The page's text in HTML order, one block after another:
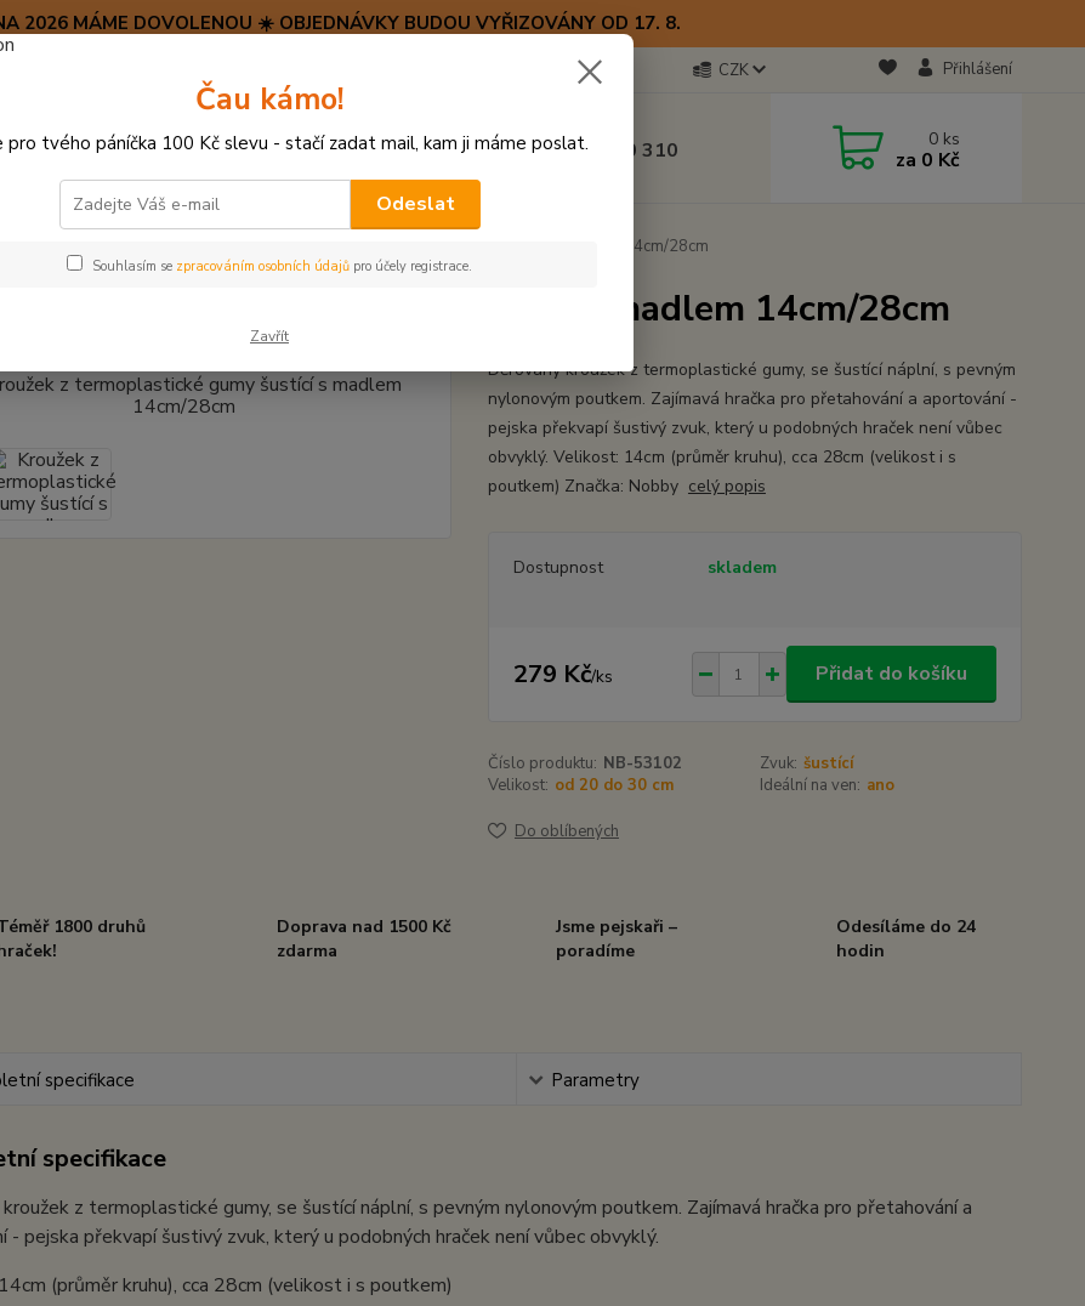
2026 MÁME DOVOLENOU ☀️ OBJEDNÁVKY BUDOU VYŘIZOVÁNY OD 17. 8.
CZK Přihlášení
Hledat (+420) 723 770 310 0 ks
za 0 Kč
Kroužek z termoplastické gumy šustící s madlem 14cm/28cm
z termoplastické gumy šustící s madlem 14cm/28cm
Děrovaný kroužek z termoplastické gumy, se šustící náplní, s pevným
nylonovým poutkem. Zajímavá hračka pro přetahování a aportování -
pejska překvapí šustivý zvuk, který u podobných hraček není vůbec
obvyklý. Velikost: 14cm (průměr kruhu), cca 28cm (velikost i s
poutkem) Značka: Nobby celý popis
Dostupnost skladem
279 Kč/ks Přidat do košíku
Číslo produktu: NB-53102 Zvuk: šustící
Velikost: od 20 do 30 cm Ideální na ven: ano
Do oblíbených
1800 druhů
Doprava nad 1500 Kč
zdarma
Jsme pejskaři –
poradíme
Odesíláme do 24
hodin
specifikace Parametry
specifikace
z termoplastické gumy, se šustící náplní, s pevným nylonovým poutkem. Zajímavá hračka pro přetahování a
- pejska překvapí šustivý zvuk, který u podobných hraček není vůbec obvyklý.
(průměr kruhu), cca 28cm (velikost i s poutkem)
Čau kámo!
pro tvého páníčka 100 Kč slevu - stačí zadat mail, kam ji máme poslat.
Odeslat
Souhlasím se zpracováním osobních údajů pro účely registrace.
Zavřít